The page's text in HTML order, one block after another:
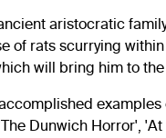
aristocratic
of rats scurrying
will bring him to the
Dunwich Horror',